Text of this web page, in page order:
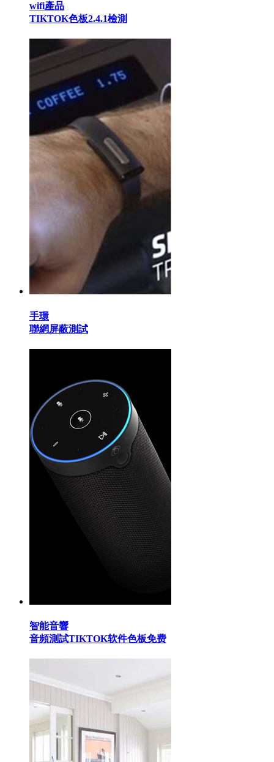
wifi產品
TIKTOK色板2.4.1檢測
手環
聯網屏蔽測試
智能音響
音頻測試TIKTOK软件色板免费